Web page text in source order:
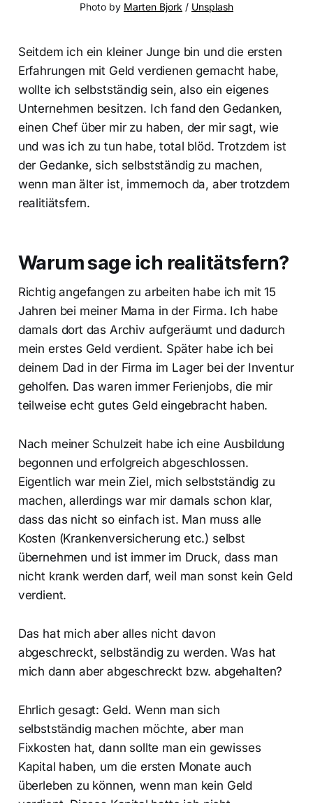
Photo by Marten Bjork / Unsplash
Seitdem ich ein kleiner Junge bin und die ersten
Erfahrungen mit Geld verdienen gemacht habe,
wollte ich selbstständig sein, also ein eigenes
Unternehmen besitzen. Ich fand den Gedanken,
einen Chef über mir zu haben, der mir sagt, wie
und was ich zu tun habe, total blöd. Trotzdem ist
der Gedanke, sich selbstständig zu machen,
wenn man älter ist, immernoch da, aber trotzdem
realitiätsfern.
Warum sage ich realitätsfern?
Richtig angefangen zu arbeiten habe ich mit 15
Jahren bei meiner Mama in der Firma. Ich habe
damals dort das Archiv aufgeräumt und dadurch
mein erstes Geld verdient. Später habe ich bei
deinem Dad in der Firma im Lager bei der Inventur
geholfen. Das waren immer Ferienjobs, die mir
teilweise echt gutes Geld eingebracht haben.
Nach meiner Schulzeit habe ich eine Ausbildung
begonnen und erfolgreich abgeschlossen.
Eigentlich war mein Ziel, mich selbstständig zu
machen, allerdings war mir damals schon klar,
dass das nicht so einfach ist. Man muss alle
Kosten (Krankenversicherung etc.) selbst
übernehmen und ist immer im Druck, dass man
nicht krank werden darf, weil man sonst kein Geld
verdient.
Das hat mich aber alles nicht davon
abgeschreckt, selbständig zu werden. Was hat
mich dann aber abgeschreckt bzw. abgehalten?
Ehrlich gesagt: Geld. Wenn man sich
selbstständig machen möchte, aber man
Fixkosten hat, dann sollte man ein gewisses
Kapital haben, um die ersten Monate auch
überleben zu können, wenn man kein Geld